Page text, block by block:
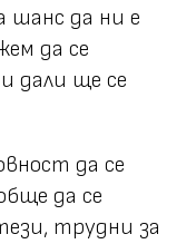
шанс да ни е
да се
дали ще се
да се
да се
трудни за